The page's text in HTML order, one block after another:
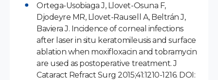
Ortega-Usobiaga J, Llovet-Osuna F,
Djodeyre MR, Llovet-Rausell A, Beltrán J,
Baviera J. Incidence of corneal infections
after laser in situ keratomileusis and surface
ablation when moxifloxacin and tobramycin
are used as postoperative treatment. J
Cataract Refract Surg 2015;41:1210-1216. DOI: